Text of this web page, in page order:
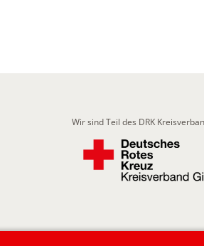
Wir sind Teil des DRK